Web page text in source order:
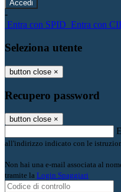
-
Entra con SPID Entra con
Seleziona utente
button close ×
Recupero password
button close ×
all'indirizzo indicato con le
Non hai una e-mail associata al
tramite la Login Spaggiari